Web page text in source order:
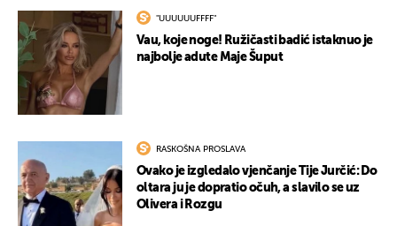
"UUUUUUFFFF"
Vau, koje noge! Ružičasti badić istaknuo je
najbolje adute Maje Šuput
RASKOŠNA PROSLAVA
Ovako je izgledalo vjenčanje Tije Jurčić: Do
oltara ju je dopratio očuh, a slavilo se uz
Olivera i Rozgu